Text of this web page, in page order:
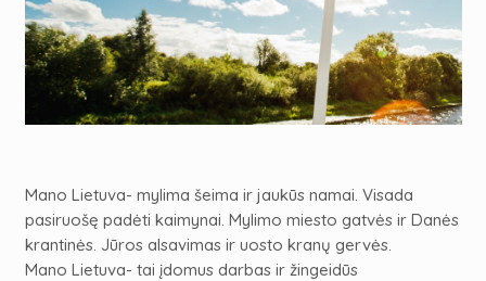
Mano Lietuva- mylima šeima ir jaukūs namai. Visada
pasiruošę padėti kaimynai. Mylimo miesto gatvės ir Danės
krantinės. Jūros alsavimas ir uosto kranų gervės.
Mano Lietuva- tai įdomus darbas ir žingeidūs